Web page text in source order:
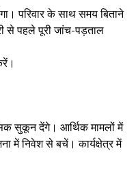
परिवार के साथ समय बिताने
से पहले पूरी जांच-पड़ताल
सुकून देंगे। आर्थिक मामलों में
में निवेश से बचें। कार्यक्षेत्र में